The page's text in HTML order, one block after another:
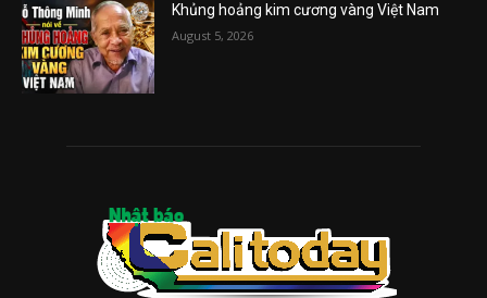
Khủng hoảng kim cương vàng Việt Nam
August 5, 2026